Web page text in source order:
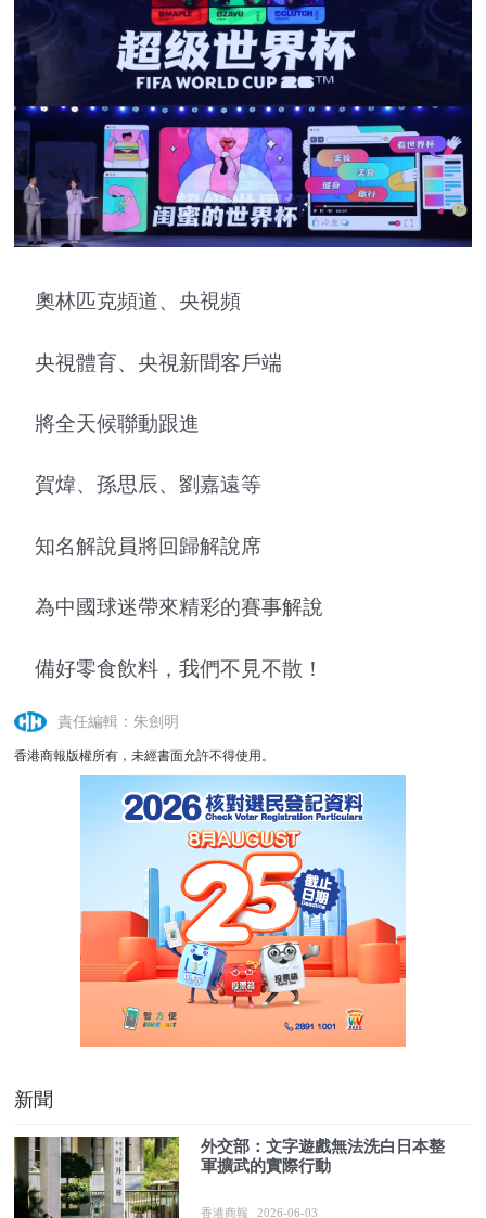
奧林匹克頻道、央視頻
央視體育、央視新聞客戶端
將全天候聯動跟進
賀煒、孫思辰、劉嘉遠等
知名解說員將回歸解說席
為中國球迷帶來精彩的賽事解說
備好零食飲料，我們不見不散！
責任編輯：朱劍明
香港商報版權所有，未經書面允許不得使用。
新聞
外交部：文字遊戲無法洗白日本整
軍擴武的實際行動
香港商報 2026-06-03